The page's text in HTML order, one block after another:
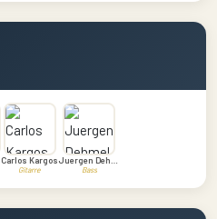
Carlos Kargos
Gitarre Bass